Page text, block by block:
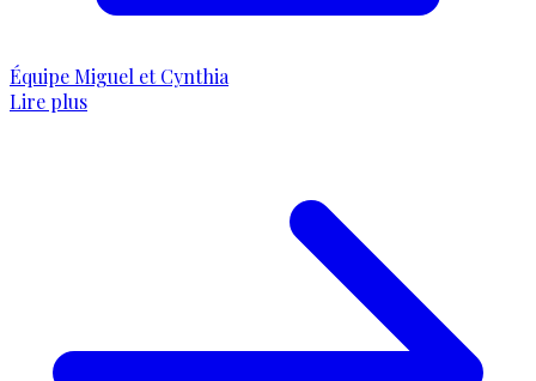
Équipe Miguel et Cynthia
Lire plus